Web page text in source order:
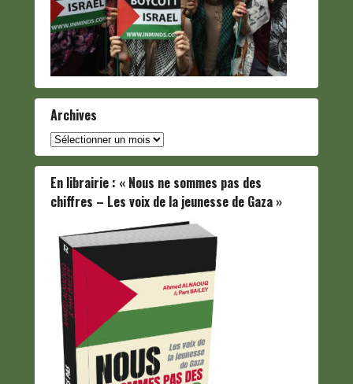
Archives
Archives
En librairie : « Nous ne sommes pas des
chiffres – Les voix de la jeunesse de Gaza »